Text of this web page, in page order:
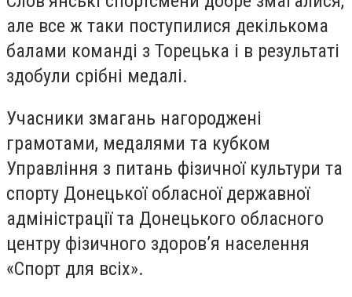
але все ж таки поступилися декількома
балами команді з Торецька і в результаті
здобули срібні медалі.
Учасники змагань нагороджені
грамотами, медалями та кубком
Управління з питань фізичної культури та
спорту Донецької обласної державної
адміністрації та Донецького обласного
центру фізичного здоров’я населення
«Спорт для всіх».